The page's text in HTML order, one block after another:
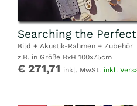
Searching the
Bild + Akustik-Rahmen + Zubehör
z.B. in Größe BxH 100x75cm
€ 271,71 inkl. MwSt. inkl.